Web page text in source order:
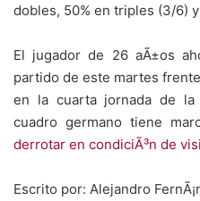
dobles, 50% en triples (3/6)
El jugador de 26 aÃ±os
partido de este martes
en la cuarta jornada de la
cuadro germano tiene
derrotar en condiciÃ³n de
Escrito por: Alejandro